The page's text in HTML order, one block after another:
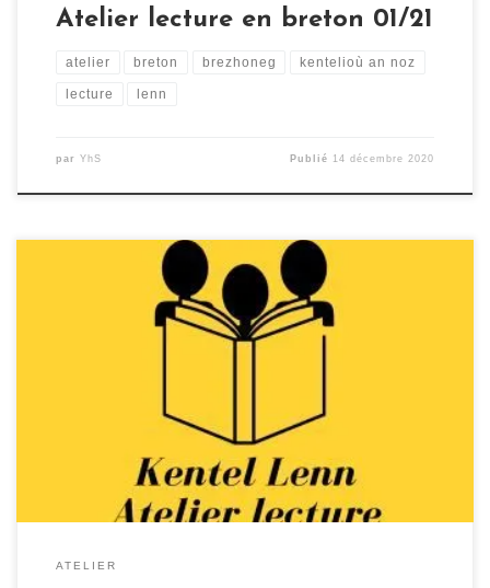
Atelier lecture en breton 01/21
atelier breton brezhoneg kentelioù an noz
lecture lenn
par YhS Publié 14 décembre 2020
L’atelier lecture en breton est une nouvelle activité de
l’année 2020/2021 de Kentelioù an Noz ! Les buts de cet
littérature bretonne ou traduite en breton, se retrouver
pour échanger en breton sur […]
ATELIER